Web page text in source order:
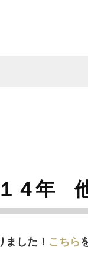
４年
した！ こちら